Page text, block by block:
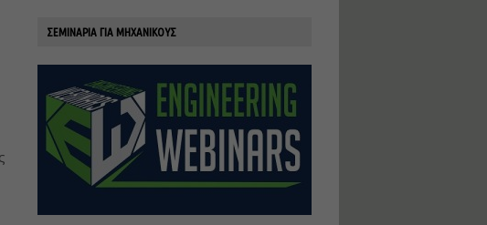
ΣΕΜΙΝΑΡΙΑ ΓΙΑ ΜΗΧΑΝΙΚΟΥΣ
Τιμή από: €230.00
Διάρκεια: 16 ώρες
Αρχιτεκτονικός
Σχεδιασμός με το
Rhinoceros